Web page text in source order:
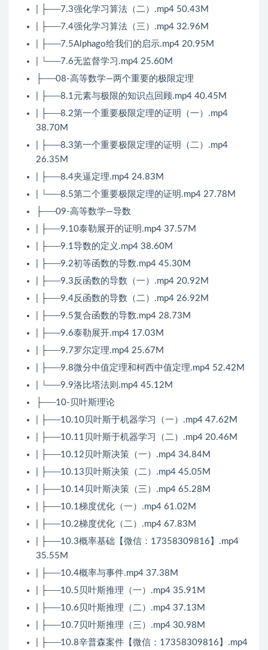
| ├──7.3强化学习算法（二）.mp4 50.43M
| ├──7.4强化学习算法（三）.mp4 32.96M
| ├──7.5Alphago给我们的启示.mp4 20.95M
| └──7.6无监督学习.mp4 25.60M
├──08-高等数学—两个重要的极限定理
| ├──8.1元素与极限的知识点回顾.mp4 40.45M
| ├──8.2第一个重要极限定理的证明（一）.mp4
38.70M
| ├──8.3第一个重要极限定理的证明（二）.mp4
26.35M
| ├──8.4夹逼定理.mp4 24.83M
| └──8.5第二个重要极限定理的证明.mp4 27.78M
├──09-高等数学—导数
| ├──9.10泰勒展开的证明.mp4 37.57M
| ├──9.1导数的定义.mp4 38.60M
| ├──9.2初等函数的导数.mp4 45.30M
| ├──9.3反函数的导数（一）.mp4 20.92M
| ├──9.4反函数的导数（二）.mp4 26.92M
| ├──9.5复合函数的导数.mp4 28.73M
| ├──9.6泰勒展开.mp4 17.03M
| ├──9.7罗尔定理.mp4 25.67M
| ├──9.8微分中值定理和柯西中值定理.mp4 52.42M
| └──9.9洛比塔法则.mp4 45.12M
├──10-贝叶斯理论
| ├──10.10贝叶斯于机器学习（一）.mp4 47.62M
| ├──10.11贝叶斯于机器学习（二）.mp4 20.46M
| ├──10.12贝叶斯决策（一）.mp4 34.84M
| ├──10.13贝叶斯决策（二）.mp4 45.05M
| ├──10.14贝叶斯决策（三）.mp4 65.28M
| ├──10.1梯度优化（一）.mp4 61.02M
| ├──10.2梯度优化（二）.mp4 67.83M
| ├──10.3概率基础【微信：17358309816】.mp4
35.55M
| ├──10.4概率与事件.mp4 37.38M
| ├──10.5贝叶斯推理（一）.mp4 35.91M
| ├──10.6贝叶斯推理（二）.mp4 37.13M
| ├──10.7贝叶斯推理（三）.mp4 30.98M
| ├──10.8辛普森案件【微信：17358309816】.mp4